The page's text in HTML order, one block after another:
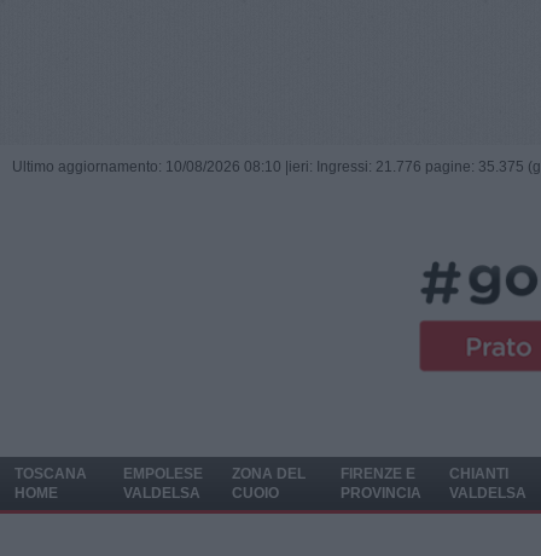
Ultimo aggiornamento: 10/08/2026 08:10 | ieri: Ingressi: 21.776 pagine: 35.375
TOSCANA
HOME
EMPOLESE
VALDELSA
ZONA DEL
CUOIO
FIRENZE E
PROVINCIA
CHIANTI
VALDELSA